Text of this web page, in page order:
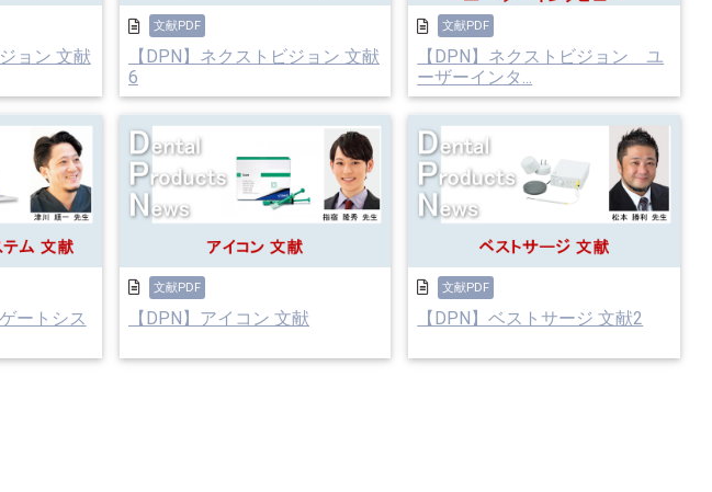
ョン 文献
文献PDF
【DPN】ネクストビジョン 文献
6
文献PDF
【DPN】ネクストビジョン ユ
ーザーインタ...
ートシス
文献PDF
【DPN】アイコン 文献
文献PDF
【DPN】ベストサージ 文献2